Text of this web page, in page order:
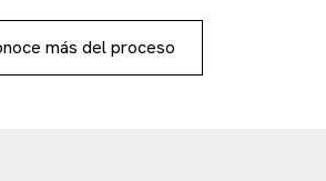
más del proceso